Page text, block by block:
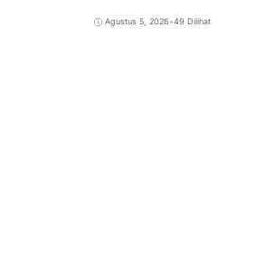
Agustus 5, 2026•49 Dilihat